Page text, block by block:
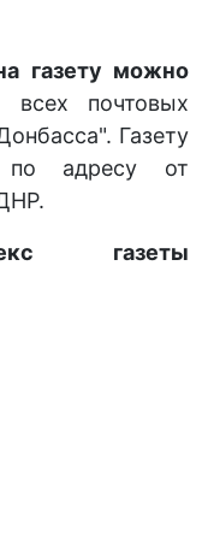
газету можно
почтовых
Газету
адресу от
газеты